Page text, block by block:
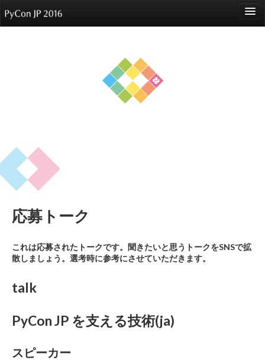
Sponsors
Participants
Reports
応募トーク
これは応募されたトークです。聞きたいと思うトークをSNSで拡
散しましょう。選考時に参考にさせていただきます。
talk
PyCon JP を支える技術(ja)
スピーカー